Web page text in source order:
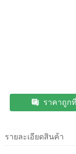
ราคาถูก
รายละเอียดสินค้า